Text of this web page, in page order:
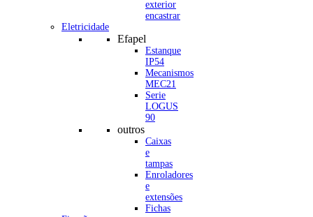
exterior
encastrar
Eletricidade
Efapel
Estanque
IP54
Mecanismos
MEC21
Serie
LOGUS
90
outros
Caixas
e
tampas
Enroladores
e
extensões
Fichas